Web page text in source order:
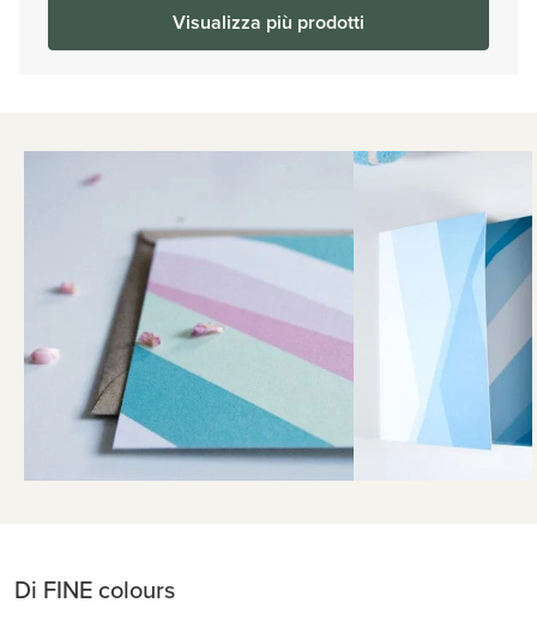
Visualizza più prodotti
Di FINE colours